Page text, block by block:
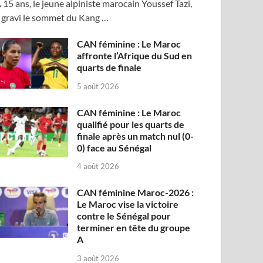
15 ans, le jeune alpiniste marocain Youssef Tazi,
gravi le sommet du Kang …
CAN féminine : Le Maroc
affronte l’Afrique du Sud en
quarts de finale
5 août 2026
CAN féminine : Le Maroc
qualifié pour les quarts de
finale après un match nul (0-
0) face au Sénégal
4 août 2026
CAN féminine Maroc-2026 :
Le Maroc vise la victoire
contre le Sénégal pour
terminer en tête du groupe
A
3 août 2026